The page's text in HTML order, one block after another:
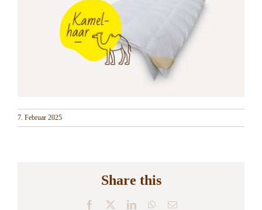
7. Februar 2025
Share this
Facebook LinkedInWhatsApp
E-